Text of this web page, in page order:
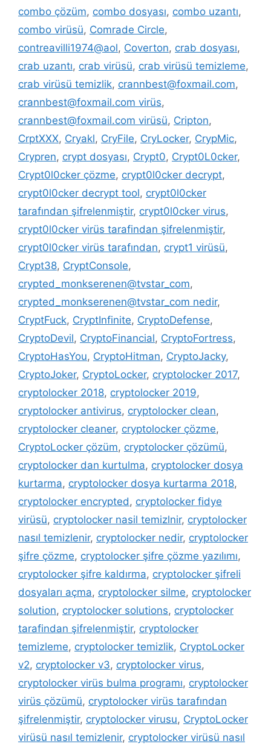
combo çözüm, combo dosyası, combo uzantı,
combo virüsü, Comrade Circle,
contreavilli1974@aol, Coverton, crab dosyası,
crab uzantı, crab virüsü, crab virüsü temizleme,
crab virüsü temizlik, crannbest@foxmail.com,
crannbest@foxmail.com virüs,
crannbest@foxmail.com virüsü, Cripton,
CrptXXX, Cryakl, CryFile, CryLocker, CrypMic,
Crypren, crypt dosyası, Crypt0, Crypt0L0cker,
Crypt0l0cker çözme, crypt0l0cker decrypt,
crypt0l0cker decrypt tool, crypt0l0cker
tarafından şifrelenmiştir, crypt0l0cker virus,
crypt0l0cker virüs tarafindan şifrelenmiştir,
crypt0l0cker virüs tarafından, crypt1 virüsü,
Crypt38, CryptConsole,
crypted_monkserenen@tvstar_com,
crypted_monkserenen@tvstar_com nedir,
CryptFuck, CryptInfinite, CryptoDefense,
CryptoDevil, CryptoFinancial, CryptoFortress,
CryptoHasYou, CryptoHitman, CryptoJacky,
CryptoJoker, CryptoLocker, cryptolocker 2017,
cryptolocker 2018, cryptolocker 2019,
cryptolocker antivirus, cryptolocker clean,
cryptolocker cleaner, cryptolocker çözme,
CryptoLocker çözüm, cryptolocker çözümü,
cryptolocker dan kurtulma, cryptolocker dosya
kurtarma, cryptolocker dosya kurtarma 2018,
cryptolocker encrypted, cryptolocker fidye
virüsü, cryptolocker nasil temizlnir, cryptolocker
nasıl temizlenir, cryptolocker nedir, cryptolocker
şifre çözme, cryptolocker şifre çözme yazılımı,
cryptolocker şifre kaldırma, cryptolocker şifreli
dosyaları açma, cryptolocker silme, cryptolocker
solution, cryptolocker solutions, cryptolocker
tarafindan şifrelenmiştir, cryptolocker
temizleme, cryptolocker temizlik, CryptoLocker
v2, cryptolocker v3, cryptolocker virus,
cryptolocker virüs bulma programı, cryptolocker
virüs çözümü, cryptolocker virüs tarafından
şifrelenmiştir, cryptolocker virusu, CryptoLocker
virüsü nasıl temizlenir, cryptolocker virüsü nasıl